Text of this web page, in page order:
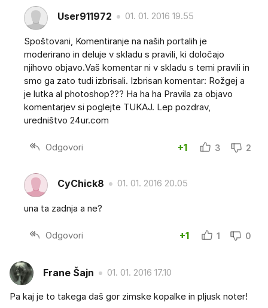
User911972 01. 01. 2016 19.55
Spoštovani, Komentiranje na naših portalih je
moderirano in deluje v skladu s pravili, ki določajo
njihovo objavo.Vaš komentar ni v skladu s temi pravili in
smo ga zato tudi izbrisali. Izbrisan komentar: Rožgej a
je lutka al photoshop??? Ha ha ha Pravila za objavo
komentarjev si poglejte TUKAJ. Lep pozdrav,
uredništvo 24ur.com
Odgovori +1 3 2
CyChick8 01. 01. 2016 20.05
una ta zadnja a ne?
Odgovori +1 1 0
Frane Šajn 01. 01. 2016 17.10
Pa kaj je to takega daš gor zimske kopalke in pljusk noter!